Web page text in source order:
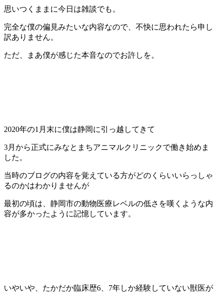
思いつくままに今日は雑談でも。
完全な僕の偏見みたいな内容なので、不快に思われたら申し
訳ありません。
ただ、まあ僕が感じた本音なのでお許しを。
2020年の1月末に僕は静岡に引っ越してきて
3月から正式にみなとまちアニマルクリニックで働き始めま
した。
当時のブログの内容を覚えている方がどのくらいいらっしゃ
るのかはわかりませんが
最初の頃は、静岡市の動物医療レベルの低さを嘆くような内
容が多かったように記憶しています。
いやいや、たかだか臨床歴6、7年しか経験していない獣医が